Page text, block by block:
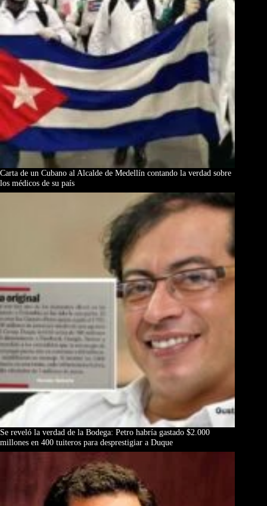
Carta de un Cubano al Alcalde de Medellín contando la verdad sobre
los médicos de su país
Se reveló la verdad de la Bodega: Petro habría gastado $2.000
millones en 400 tuiteros para desprestigiar a Duque